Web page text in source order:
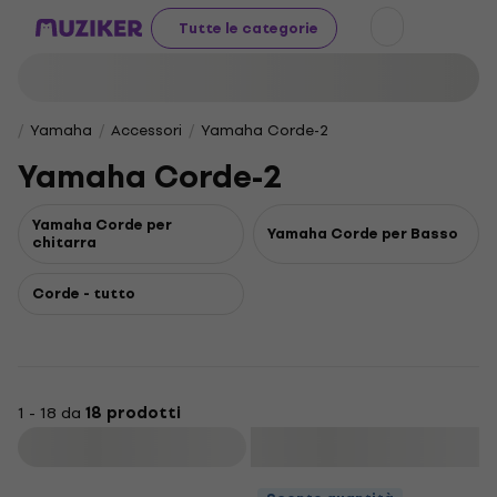
Tutte le categorie
Yamaha Accessori Yamaha Corde-2
Yamaha Corde-2
Yamaha Corde per
chitarra Yamaha Corde per Basso
Corde - tutto
1 - 18 da 18 prodotti